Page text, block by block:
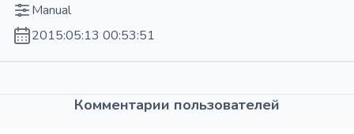
Manual
2015:05:13 00:53:51
Комментарии пользователей